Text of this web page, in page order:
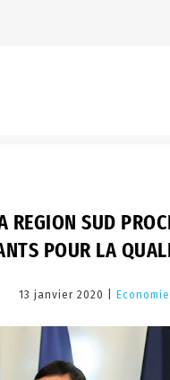
SUD
POUR LA
13 janvier 2020 |